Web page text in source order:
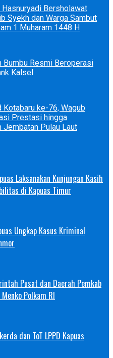
Bersholawat
Syekh dan Warga Sambut
1 Muharam 1448 H
Bumbu Resmi Beroperasi
Kalsel
Kotabaru ke-76, Wagub
Prestasi hingga
Jembatan Pulau Laut
Laksanakan Kunjungan Kasih
di Kapuas Timur
Ungkap Kasus Kriminal
Pusat dan Daerah Pemkab
Polkam RI
dan ToT LPPD Kapuas